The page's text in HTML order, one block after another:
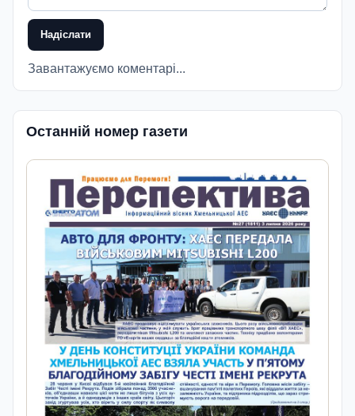
Надіслати
Завантажуємо коментарі...
Останній номер газети